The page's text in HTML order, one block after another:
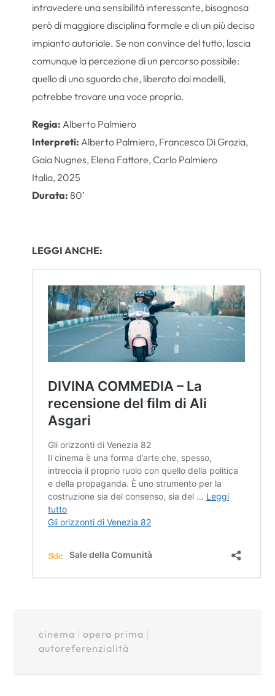
intravedere una sensibilità interessante, bisognosa
però di maggiore disciplina formale e di un più deciso
impianto autoriale. Se non convince del tutto, lascia
comunque la percezione di un percorso possibile:
quello di uno sguardo che, liberato dai modelli,
potrebbe trovare una voce propria.
Regia: Alberto Palmiero
Interpreti: Alberto Palmiero, Francesco Di Grazia,
Gaia Nugnes, Elena Fattore, Carlo Palmiero
Italia, 2025
Durata: 80’
LEGGI ANCHE:
cinema opera prima
autoreferenzialità